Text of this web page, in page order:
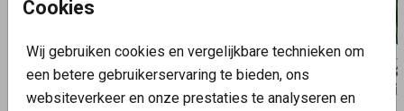
Cookies
Wij gebruiken cookies en vergelijkbare technieken om
een betere gebruikerservaring te bieden, ons
websiteverkeer en onze prestaties te analyseren en